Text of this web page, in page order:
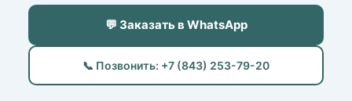
💬 Заказать в WhatsApp
📞 Позвонить: +7 (843) 253-79-20